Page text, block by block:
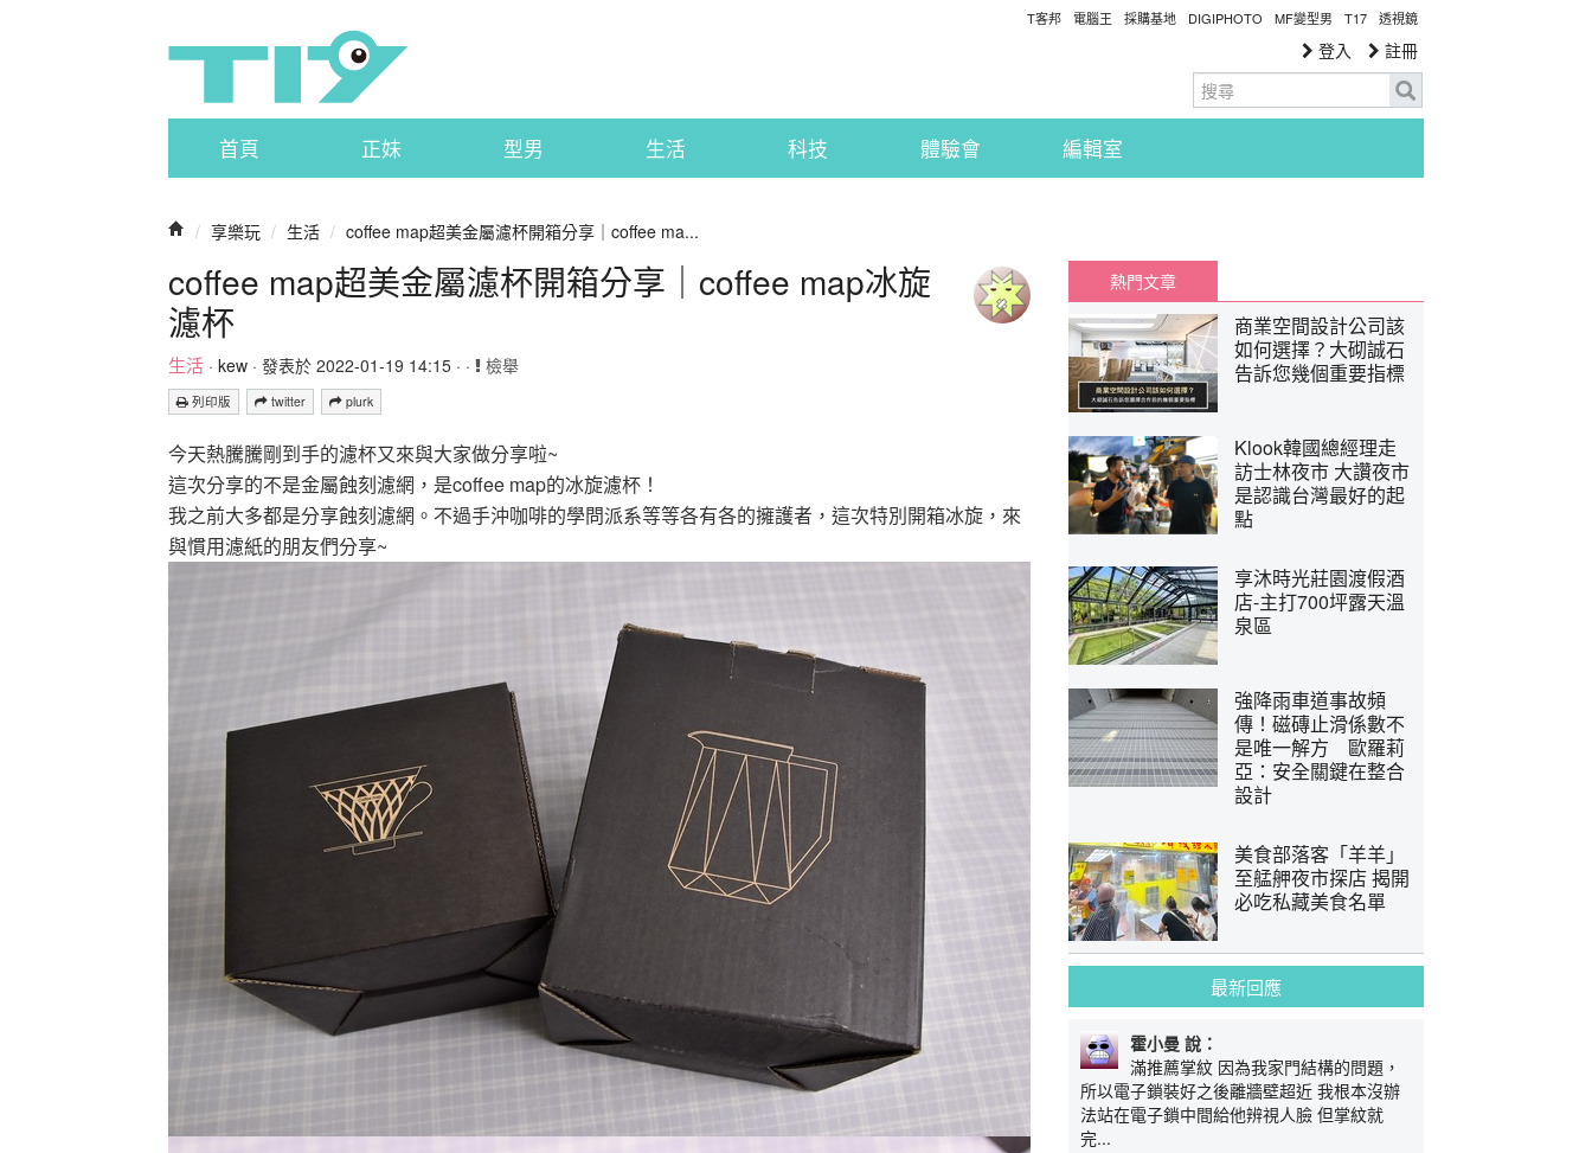
T客邦 電腦王 採購基地 DIGIPHOTO MF變型男 T17 透視鏡
登入 註冊
首頁 正妹 型男 生活 科技 體驗會 編輯室
/ 享樂玩 / 生活 / coffee map超美金屬濾杯開箱分享｜coffee ma...
coffee map超美金屬濾杯開箱分享｜coffee map冰旋
濾杯
生活 · kew · 發表於 2022-01-19 14:15 · · 檢舉
列印版 twitter plurk
今天熱騰騰剛到手的濾杯又來與大家做分享啦~
這次分享的不是金屬蝕刻濾網，是coffee map的冰旋濾杯！
我之前大多都是分享蝕刻濾網。不過手沖咖啡的學問派系等等各有各的擁護者，這次特別開箱冰旋，來
與慣用濾紙的朋友們分享~
熱門文章
商業空間設計公司該
如何選擇？大砌誠石
告訴您幾個重要指標
Klook韓國總經理走
訪士林夜市 大讚夜市
是認識台灣最好的起
點
享沐時光莊園渡假酒
店-主打700坪露天溫
泉區
強降雨車道事故頻
傳！磁磚止滑係數不
是唯一解方 歐羅莉
亞：安全關鍵在整合
設計
美食部落客「羊羊」
至艋舺夜市探店 揭開
必吃私藏美食名單
最新回應
霍小曼 說：
滿推薦掌紋 因為我家門結構的問題，
所以電子鎖裝好之後離牆壁超近 我根本沒辦
法站在電子鎖中間給他辨視人臉 但掌紋就
完...